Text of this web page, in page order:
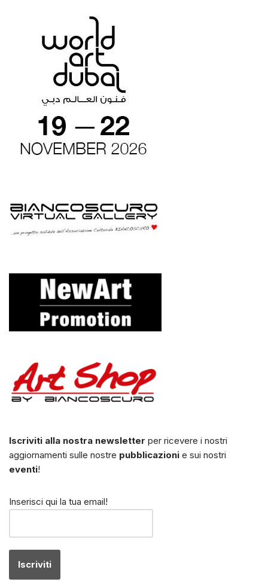
Iscriviti alla nostra newsletter per ricevere i nostri
aggiornamenti sulle nostre pubblicazioni e sui nostri
eventi!
Inserisci qui la tua email!